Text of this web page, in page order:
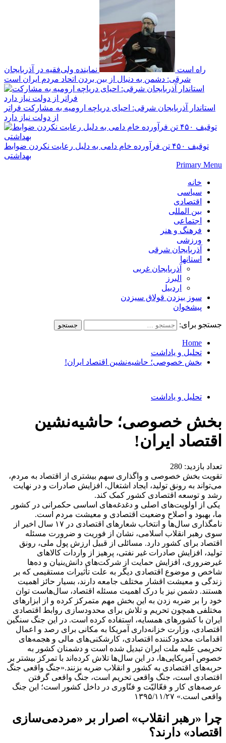
راه است
نماینده ولی‌فقیه در آذربایجان
شرقی: دشمن به دنبال از بین بردن اتحاد مردم ایران است
استاندار آذربایجان شرقی: احیای دریاچه ارومیه به مشارکت فراتر
از دولت نیاز دارد
توقیف ۴۵۰ تن فرآورده خام دامی به دلیل رعایت نکردن ضوابط
بهداشتی
Primary Menu
خانه
سیاسی
اقتصادی
بین المللی
اجتماعی
فرهنگ و هنر
ورزشی
آذربایجان شرقی
استانها
آذربایجان غربی
البرز
اردبیل
سوز بیزدن قولاق سیزدن
پیشخوان
جستجو برای:
Home
تحلیل و یاداشت
بخش‌ خصوصی؛ حاشیه‌نشین اقتصاد‌ ایران!
تحلیل و یاداشت
بخش‌ خصوصی؛ حاشیه‌نشین
اقتصاد‌ ایران!
تعداد بازدید: 280
تقویت بخش خصوصی و واگذاری سهم بیشتری از اقتصاد به مردم،
می‌تواند به رونق تولید، ایجاد اشتغال، افزایش صادرات و در نهایت
رشد و توسعه اقتصادی کشور کمک کند.
یکی از اولویت‌های اصلی و دغدغه‌های اساسی حکمرانی در کشور
ما، بهبود و اصلاح وضعیت اقتصادی و معیشت مردم است.
نامگذاری سال‌ها و انتخاب شعارهای اقتصادی در ۱۷ سال اخیر از
سوی رهبر انقلاب اسلامی، نشان از فوریت و ضرورت مسئله
اقتصاد برای کشور دارد. مسائلی از قبیل ارزش پول ملی، رونق
تولید، افزایش صادرات غیر نفتی، پرهیز از واردات کالاهای
غیرضروری، افزایش حمایت از شرکت‌های دانش‌بنیان و ده‌ها
شاخص و موضوع اقتصادی دیگر به علت تأثیرات مستقیمی که بر
زندگی و معیشت اقشار مختلف جامعه دارند، بسیار حائز اهمیت
هستند. دشمن نیز با درک اهمیت مسئله اقتصاد، سال‌هاست توان
خود را بر ضربه زدن به این بخش مهم متمرکز کرده و از ابزارهای
مختلفی همچون تحریم و تلاش برای محدودسازی روابط اقتصادی
ایران با کشورهای همسایه، استفاده کرده است. در این جنگ سنگین
اقتصادی، وزارت خزانه‌داری آمریکا به مکانی برای رصد و اعمال
اقدامات محدودکننده اقتصادی، کارشکنی‌های مالی و هجمه‌های
تحریمی علیه ملت ایران تبدیل شده است و دشمنان کشور به
خصوص آمریکایی‌ها، در این سال‌ها تلاش کرده‌اند با تمرکز بیشتر بر
حربه‌های اقتصادی به کشور و انقلاب ضربه بزنند.«جنگ واقعی جنگ
اقتصادی است، جنگ واقعی تحریم است، جنگ واقعی گرفتن
عرصه‌های کار و فعّالیّت و فنّاوری در داخل کشور است؛ این جنگ
واقعی است.» ۱۳۹۵/۱۱/۲۷
چرا «رهبر انقلاب» اصرار بر «مردمی‌سازی
اقتصاد» دارند؟